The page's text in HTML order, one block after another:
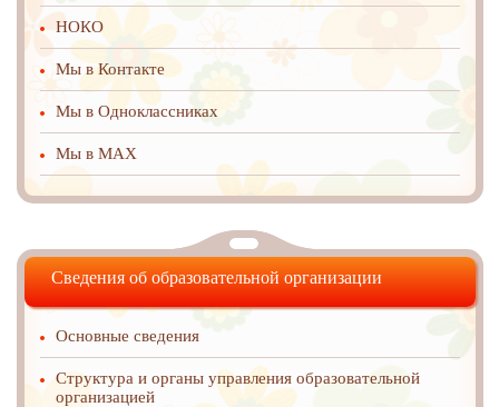
НОКО
Мы в Контакте
Мы в Одноклассниках
Мы в MAX
Сведения об образовательной организации
Основные сведения
Структура и органы управления образовательной
организацией